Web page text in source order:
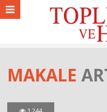
MAKALE